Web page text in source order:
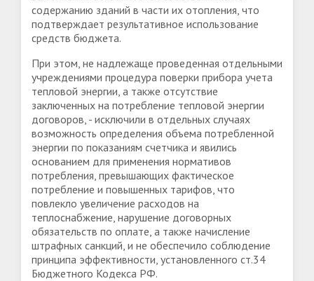
содержанию зданий в части их отопления, что
подтверждает результативное использование
средств бюджета.
При этом, не надлежаще проведенная отдельными
учреждениями процедура поверки прибора учета
тепловой энергии, а также отсутствие
заключенных на потребление тепловой энергии
договоров, - исключили в отдельных случаях
возможность определения объема потребленной
энергии по показаниям счетчика и явились
основанием для применения нормативов
потребления, превышающих фактическое
потребление и повышенных тарифов, что
повлекло увеличение расходов на
теплоснабжение, нарушение договорных
обязательств по оплате, а также начисление
штрафных санкций, и не обеспечило соблюдение
принципа эффективности, установленного ст.34
Бюджетного Кодекса РФ.